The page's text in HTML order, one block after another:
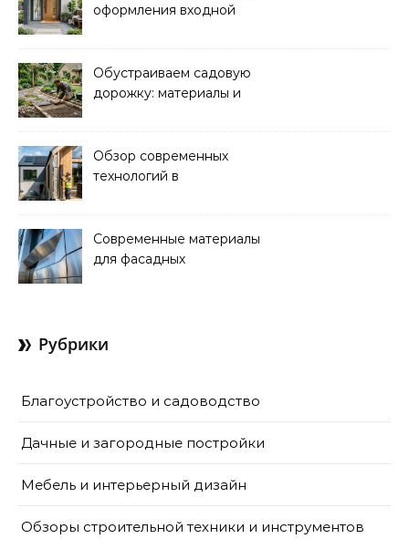
оформления входной
Обустраиваем садовую
дорожку: материалы и
Обзор современных
технологий в
домов
Современные материалы
для фасадных
Рубрики
Благоустройство и садоводство
Дачные и загородные постройки
Мебель и интерьерный дизайн
Обзоры строительной техники и инструментов